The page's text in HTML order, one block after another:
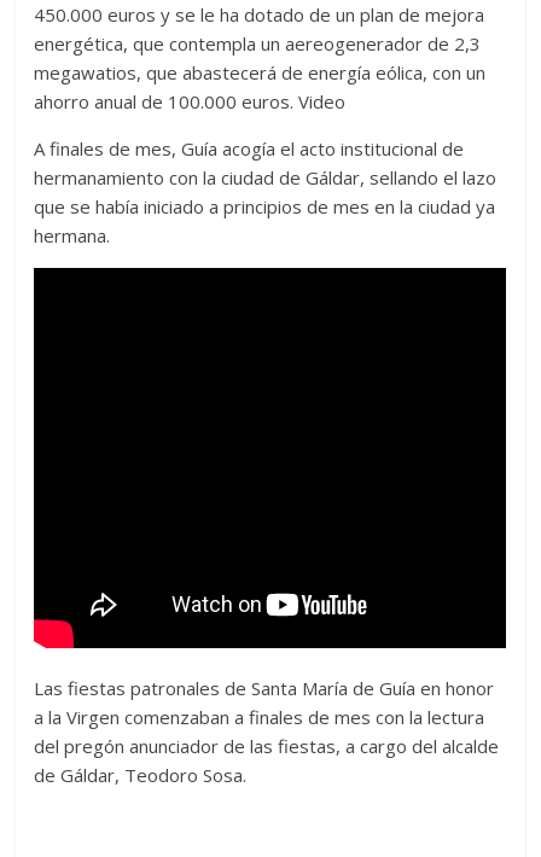
450.000 euros y se le ha dotado de un plan de mejora
energética, que contempla un aereogenerador de 2,3
megawatios, que abastecerá de energía eólica, con un
ahorro anual de 100.000 euros. Video
A finales de mes, Guía acogía el acto institucional de
hermanamiento con la ciudad de Gáldar, sellando el lazo
que se había iniciado a principios de mes en la ciudad ya
hermana.
Las fiestas patronales de Santa María de Guía en honor
a la Virgen comenzaban a finales de mes con la lectura
del pregón anunciador de las fiestas, a cargo del alcalde
de Gáldar, Teodoro Sosa.